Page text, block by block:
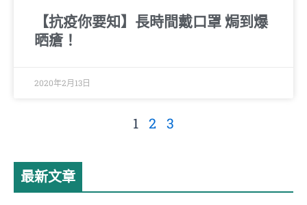
【抗疫你要知】長時間戴口罩 焗到爆
晒瘡！
2020年2月13日
1 2 3
最新文章